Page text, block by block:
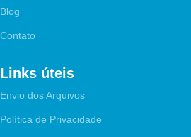
Blog
Contato
Links úteis
Envio dos Arquivos
Política de Privacidade